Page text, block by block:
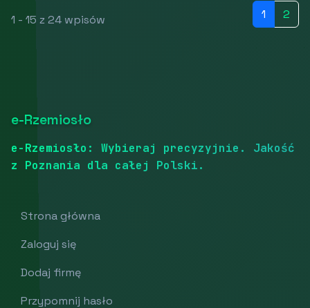
1 - 15 z 24 wpisów 1 2
e-Rzemiosło
e-Rzemiosło: Wybieraj precyzyjnie. Jakość
z Poznania dla całej Polski.
Strona główna
Zaloguj się
Dodaj firmę
Przypomnij hasło